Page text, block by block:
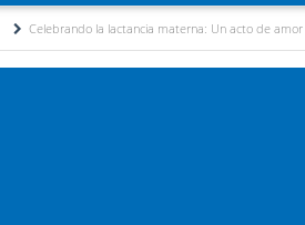
la lactancia materna: Un acto de amor y vida